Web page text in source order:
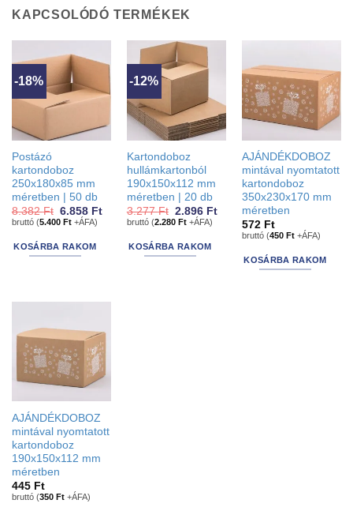
KAPCSOLÓDÓ TERMÉKEK
-18%
Postázó
kartondoboz
250x180x85 mm
méretben | 50 db
8.382Ft Original
price
8.382 Ft.
6.858 FtCurrent
6.858 Ft.
bruttó (5.400 Ft+ÁFA)
KOSÁRBA RAKOM
-12%
Kartondoboz
hullámkartonból
190x150x112 mm
méretben | 20 db
3.277Ft Original
price
3.277 Ft.
2.896 FtCurrent
2.896 Ft.
bruttó (2.280 Ft+ÁFA)
KOSÁRBA RAKOM
AJÁNDÉKDOBOZ
mintával nyomtatott
kartondoboz
350x230x170 mm
méretben
572 Ft
bruttó (450 Ft+ÁFA)
KOSÁRBA RAKOM
AJÁNDÉKDOBOZ
mintával nyomtatott
kartondoboz
190x150x112 mm
méretben
445 Ft
bruttó (350 Ft+ÁFA)